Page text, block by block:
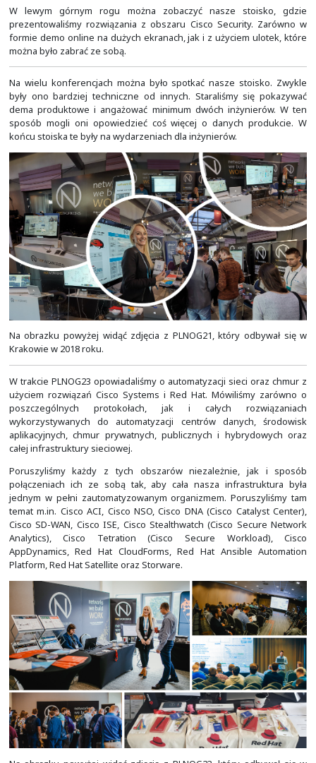
O ile robimy to do dziś, to już o wiele rzadziej. Coraz
konferencyjnych ma do tego celu przystosowane
Najczęściej potrzebni jesteśmy tylko wtedy, gdy
niestandardowo duża ilość uczestników lub jakieś
wymagania co do bezpieczeństwa, wizualizacji lub
przestrzeni konferencyjnej.
Niewielu specjalistów potrafi w tak krótkim czasie
sieć, a w trakcie takich wydarzeń wszystko musi
zostać zrobione bez żadnej obsuwy czasowej.
napięta, a też dzień po, to już dzień po evencie.
Na obrazku powyżej można zobaczyć ilość sprzętu
zorganizowania hackatonu HackYeah. Do roku
budowaliśmy infrastrukturę na potrzeby wszystkich
hackatonów w Polsce. Warto pamiętać, że hackaton to
widać i przestrzeń dla uczestników. To także
dystrybucyjnych, serwerowni, a nawet i dodatkowych
których trzeba zainstalować i skonfigurować
urządzenia.
Kooperowaliśmy w tym obszarze również z innymi
Mieliśmy przyjemność obsługiwać wiele wydarzeń
m.in. w Spodku oraz Międzynarodowym Centrum
Katowicach. Należą do nich m.in. różne hackatony,
Esports Championships 2023 czy Impact, który odbył
w Katowicach.